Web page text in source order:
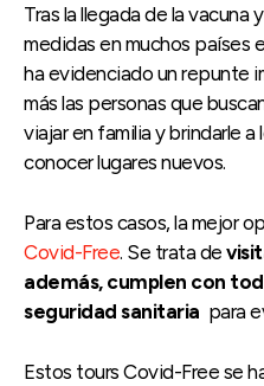
Tras la llegada de la vacuna
medidas en muchos países
ha evidenciado un repunte
más las personas que
viajar en familia y brindarle
conocer lugares nuevos.
Para estos casos, la mejor
Covid-Free. Se trata de
además, cumplen con
seguridad sanitaria para
Estos tours Covid-Free se